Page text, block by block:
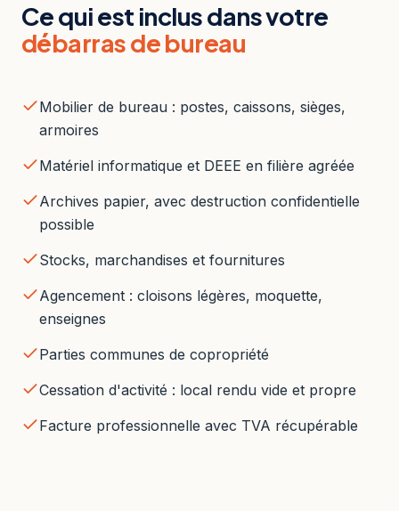
Ce qui est inclus dans votre
débarras de bureau
Mobilier de bureau : postes, caissons, sièges,
armoires
Matériel informatique et DEEE en filière agréée
Archives papier, avec destruction confidentielle
possible
Stocks, marchandises et fournitures
Agencement : cloisons légères, moquette,
enseignes
Parties communes de copropriété
Cessation d'activité : local rendu vide et propre
Facture professionnelle avec TVA récupérable